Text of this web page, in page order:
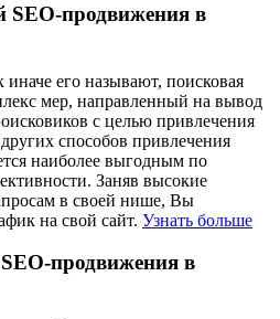
SEO-продвижения в
его называют, поисковая
мер, направленный на вывод
с целью привлечения
способов привлечения
наиболее выгодным по
Заняв высокие
в своей нише, Вы
на свой сайт. Узнать больше
продвижения в